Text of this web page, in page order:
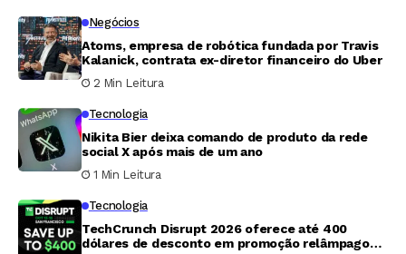
Negócios
Atoms, empresa de robótica fundada por Travis
Kalanick, contrata ex-diretor financeiro do Uber
2 Min Leitura
Tecnologia
Nikita Bier deixa comando de produto da rede
social X após mais de um ano
1 Min Leitura
Tecnologia
TechCrunch Disrupt 2026 oferece até 400
dólares de desconto em promoção relâmpago